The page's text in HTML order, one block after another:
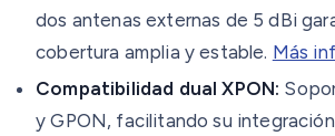
dos antenas externas de 5 dBi
cobertura amplia y estable. Más
Compatibilidad dual XPON:
y GPON, facilitando su